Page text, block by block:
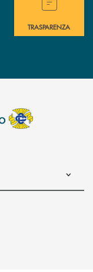
TRASPARENZA
di posta